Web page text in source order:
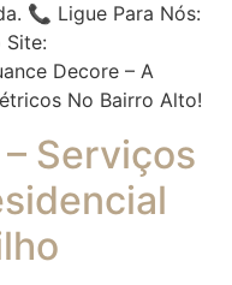
📞 Ligue Para Nós:
Decore – A
No Bairro Alto!
Serviços